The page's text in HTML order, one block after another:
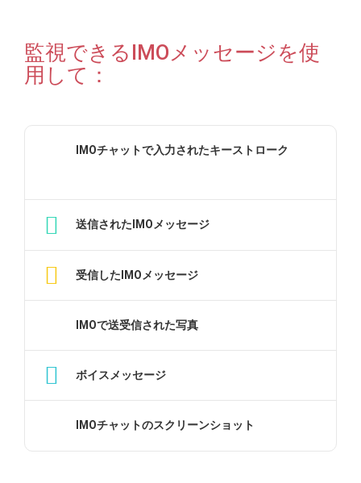
監視できるIMOメッセージを使
用して：
IMOチャットで入力されたキーストローク
送信されたIMOメッセージ
受信したIMOメッセージ
IMOで送受信された写真
ボイスメッセージ
IMOチャットのスクリーンショット